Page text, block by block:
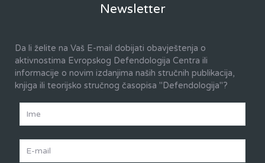
Newsletter
Da li želite na Vaš E-mail dobijati obavještenja o
aktivnostima Evropskog Defendologija Centra ili
informacije o novim izdanjima naših stručnih publikacija,
knjiga ili teorijsko stručnog časopisa "Defendologija"?